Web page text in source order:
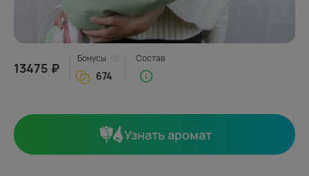
13475 ₽
Бонусы
674
Состав
Узнать аромат